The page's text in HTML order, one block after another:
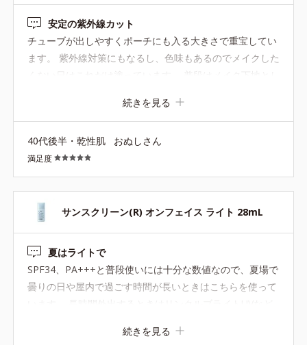
※容器をよく振ってからご使用ください。
●無油分、無香料 ●バリアベールプロテクター*1配合＝耐水効果のあ
る紫外線〔UV-A・B〕散乱剤
ーエキス配合＝保湿成分 ●なじませライティングパウダー*5配合
＝肌なじみ向上粉体 ●ハイブリッドエアリーパウダー*6配合＝仕
上がり・化粧持ち向上粉体
*1 酸化チタン、水酸化Ａｌ、ポリアクリル酸Ｎａ、含水シリカ、
水、ＢＧ *2 酸化チタン、酸化亜鉛、水酸化Ａｌ*3 ちり・ほこり
等の空気中の物質 *4 ホウケイ酸（Ｃａ／Ｎａ）、酸化銀、水
*5 酸化チタン、トリメトキシシリルジメチコン、マイカ、酸化ス
ズ *6 シリル化シリカ
安定の紫外線カット
チューブが出しやすくポーチにも入る大きさで重宝してい
ます。 紫外線対策にもなるし、色味もあるのでメイクした
続きを見る
40代後半・乾性肌 おぬしさん
満足度
サンスクリーン(R) オンフェイス ライト 28mL
夏はライトで
SPF34、PA+++と普段使いには十分な数値なので、夏場で
曇りの日や屋内で過ごす時間が長いときはこちらを使って
います。 長時間外出するときはリンクルブライトUVなど
てさっぱり軽い着け心地ですが、ほどよい保湿感もあり、
続きを見る